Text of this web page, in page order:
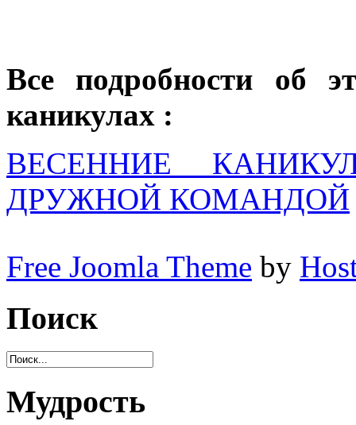
Все подробности об
каникулах :
ВЕСЕННИЕ
ДРУЖНОЙ КОМАНДОЙ
Free Joomla Theme by
Поиск
Мудрость